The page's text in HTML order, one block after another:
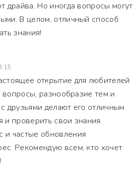
драйва. Но иногда вопросы могут
В целом, отличный способ
знания!
открытие для любителей
разнообразие тем и
друзьями делают его отличным
и проверить свои знания.
частые обновления
Рекомендую всем, кто хочет